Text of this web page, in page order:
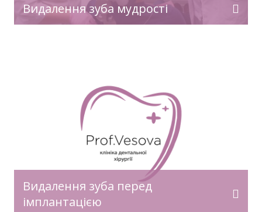
Видалення зуба мудрості
Видалення зуба перед
імплантацією